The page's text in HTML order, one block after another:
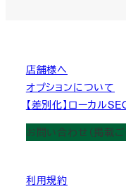
店舗様へ
オプションについて
【差別化】ローカル
お問い合わせ（掲載ご
利用規約